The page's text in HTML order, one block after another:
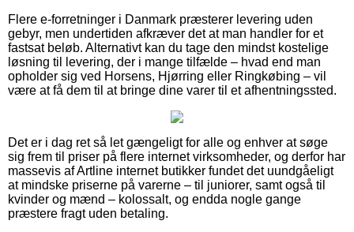
Flere e-forretninger i Danmark præsterer levering uden
gebyr, men undertiden afkræver det at man handler for et
fastsat beløb. Alternativt kan du tage den mindst kostelige
løsning til levering, der i mange tilfælde – hvad end man
opholder sig ved Horsens, Hjørring eller Ringkøbing – vil
være at få dem til at bringe dine varer til et afhentningssted.
Det er i dag ret så let gængeligt for alle og enhver at søge
sig frem til priser på flere internet virksomheder, og derfor har
massevis af Artline internet butikker fundet det uundgåeligt
at mindske priserne på varerne – til juniorer, samt også til
kvinder og mænd – kolossalt, og endda nogle gange
præstere fragt uden betaling.